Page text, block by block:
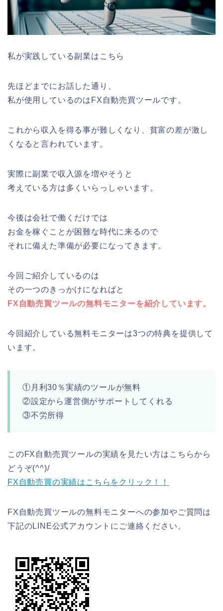
私が実践している副業はこちら
先ほどまでにお話した通り、
私が使用しているのはFX自動売買ツールです。
これから収入を得る事が難しくなり、貧富の差が激し
くなると言われています。
実際に副業で収入源を増やそうと
考えている方は多くいらっしゃいます。
今後は会社で働くだけでは
お金を稼ぐことが困難な時代に来るので
それに備えた準備が必要になってきます。
今回ご紹介しているのは
その一つのきっかけになればと
FX自動売買ツールの無料モニターを紹介しています。
今回紹介している無料モニターは3つの特典を提供して
います。
①月利30％実績のツールが無料
②設定から運営側がサポートしてくれる
③不労所得
このFX自動売買ツールの実績を見たい方はこちらから
どうぞ(^^)/
FX自動売買の実績はこちらをクリック！！
FX自動売買ツールの無料モニターへの参加やご質問は
下記のLINE公式アカウントにご連絡ください。